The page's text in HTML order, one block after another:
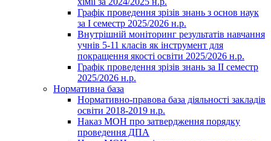
Графік проведення зрізів знань з основ наук
за І семестр 2025/2026 н.р.
Внутрішній моніторинг результатів навчання
учнів 5-11 класів як інструмент для
покращення якості освіти 2025/2026 н.р.
Графік проведення зрізів знань за ІІ семестр
2025/2026 н.р.
Нормативна база
Нормативно-правова база діяльності закладів
освіти 2018-2019 н.р.
Наказ МОН про затвердження порядку
проведення ДПА